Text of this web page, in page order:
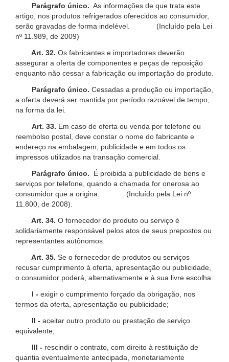
Parágrafo único. As informações de que trata este
artigo, nos produtos refrigerados oferecidos ao consumidor,
serão gravadas de forma indelével. (Incluído pela Lei
nº 11.989, de 2009)
Art. 32. Os fabricantes e importadores deverão
assegurar a oferta de componentes e peças de reposição
enquanto não cessar a fabricação ou importação do produto.
Parágrafo único. Cessadas a produção ou importação,
a oferta deverá ser mantida por período razoável de tempo,
na forma da lei.
Art. 33. Em caso de oferta ou venda por telefone ou
reembolso postal, deve constar o nome do fabricante e
endereço na embalagem, publicidade e em todos os
impressos utilizados na transação comercial.
Parágrafo único.
É proibida a publicidade de bens e
serviços por telefone, quando a chamada for onerosa ao
consumidor que a origina. (Incluído pela Lei nº
11.800, de 2008).
Art. 34. O fornecedor do produto ou serviço é
solidariamente responsável pelos atos de seus prepostos ou
representantes autônomos.
Art. 35. Se o fornecedor de produtos ou serviços
recusar cumprimento à oferta, apresentação ou publicidade,
o consumidor poderá, alternativamente e à sua livre escolha:
I - exigir o cumprimento forçado da obrigação, nos
termos da oferta, apresentação ou publicidade;
II - aceitar outro produto ou prestação de serviço
equivalente;
III - rescindir o contrato, com direito à restituição de
quantia eventualmente antecipada, monetariamente